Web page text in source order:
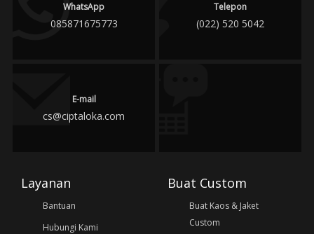
WhatsApp
085871675773
Telepon
(022) 520 5042
E-mail
cs@ciptaloka.com
Layanan
Bantuan
Hubungi Kami
Buat Custom
Buat Kaos & Jaket
Custom